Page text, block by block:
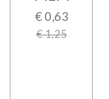
€ 0,63
€ 1,25